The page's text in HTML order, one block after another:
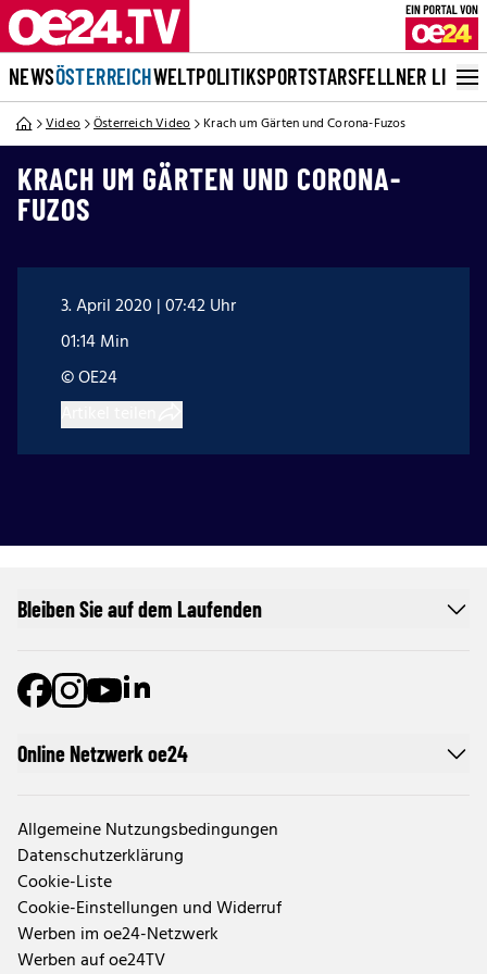
NEWSÖSTERREICHWELTPOLITIKSPORTSTARSFELLNER LIVE
Video Österreich Video Krach um Gärten und Corona-Fuzos
KRACH UM GÄRTEN UND CORONA-
FUZOS
3. April 2020 | 07:42 Uhr
01:14 Min
© OE24
Online Netzwerk oe24
Allgemeine Nutzungsbedingungen
Datenschutzerklärung
Cookie-Liste
Cookie-Einstellungen und Widerruf
Werben im oe24-Netzwerk
Werben auf oe24TV
Bleiben Sie auf dem Laufenden